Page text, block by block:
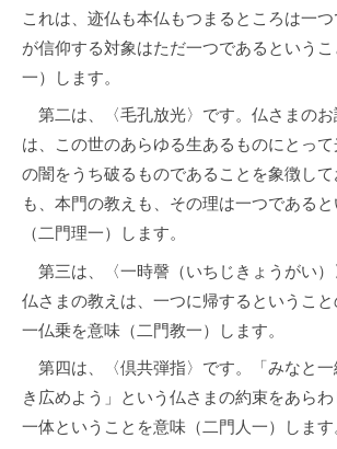
神
力
品
第
二
十
一
2026
年
3
これは、迹仏も本仏もつまるところは一
が信仰する対象はただ一つであるという
一）します。
第二は、〈毛孔放光〉です。仏さまのお
は、この世のあらゆる生あるものにとっ
の闇をうち破るものであることを象徴して
も、本門の教えも、その理は一つである
（二門理一）します。
第三は、〈一時謦（いちじきょうがい
仏さまの教えは、一つに帰するというこ
一仏乗を意味（二門教一）します。
第四は、〈倶共弾指〉です。「みなと一
き広めよう」という仏さまの約束をあら
一体ということを意味（二門人一）します